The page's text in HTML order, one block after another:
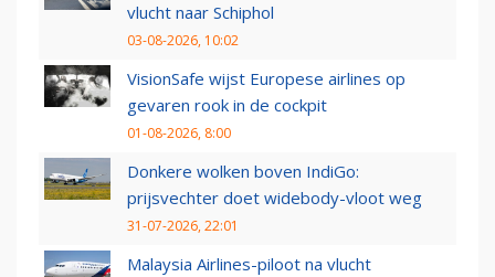
vlucht naar Schiphol
03-08-2026, 10:02
VisionSafe wijst Europese airlines op
gevaren rook in de cockpit
01-08-2026, 8:00
Donkere wolken boven IndiGo:
prijsvechter doet widebody-vloot weg
31-07-2026, 22:01
Malaysia Airlines-piloot na vlucht